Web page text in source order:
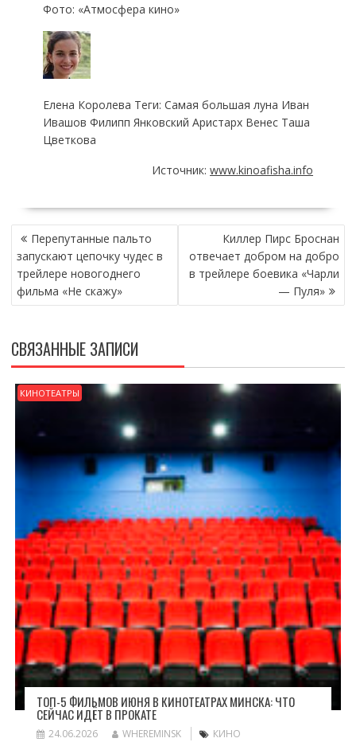
Фото: «Атмосфера кино»
Елена Королева Теги: Самая большая луна Иван
Ивашов Филипп Янковский Аристарх Венес Таша
Цветкова
Источник:www.kinoafisha.info
НАВИГАЦИЯ
ПО
ЗАПИСЯМ
Перепутанные пальто
запускают цепочку чудес в
трейлере новогоднего
фильма «Не скажу»
Киллер Пирс Броснан
отвечает добром на добро
в трейлере боевика «Чарли
— Пуля»
СВЯЗАННЫЕ ЗАПИСИ
КИНОТЕАТРЫ
ТОП-5 ФИЛЬМОВ ИЮНЯ В КИНОТЕАТРАХ МИНСКА: ЧТО
СЕЙЧАС ИДЁТ В ПРОКАТЕ
24.06.2026 WHEREMINSK КИНО